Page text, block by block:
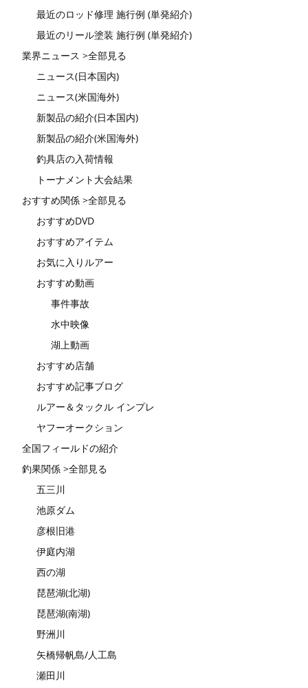
最近のロッド修理 施行例 (単発紹介)
最近のリール塗装 施行例 (単発紹介)
業界ニュース >全部見る
ニュース(日本国内)
ニュース(米国海外)
新製品の紹介(日本国内)
新製品の紹介(米国海外)
釣具店の入荷情報
トーナメント大会結果
おすすめ関係 >全部見る
おすすめDVD
おすすめアイテム
お気に入りルアー
おすすめ動画
事件事故
水中映像
湖上動画
おすすめ店舗
おすすめ記事ブログ
ルアー＆タックル インプレ
ヤフーオークション
全国フィールドの紹介
釣果関係 >全部見る
五三川
池原ダム
彦根旧港
伊庭内湖
西の湖
琵琶湖(北湖)
琵琶湖(南湖)
野洲川
矢橋帰帆島/人工島
瀬田川